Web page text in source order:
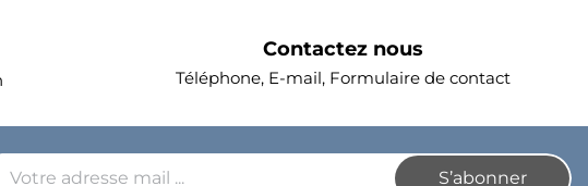
Contactez nous
Téléphone, E-mail, Formulaire de contact